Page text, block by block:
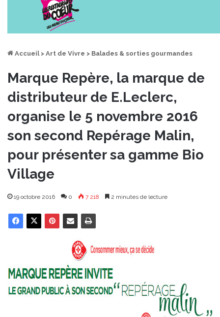
Accueil > Art de Vivre > Balades & sorties gourmandes
Marque Repère, la marque de
distributeur de E.Leclerc,
organise le 5 novembre 2016
son second Repérage Malin,
pour présenter sa gamme Bio
Village
19 octobre 2016 0 7 218 2 minutes de lecture